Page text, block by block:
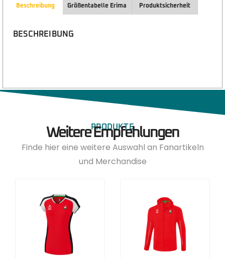
Beschreibung Größentabelle Erima Produktsicherheit
BESCHREIBUNG
PRODUKTE
Weitere Empfehlungen
Finde hier eine weitere Auswahl an Fanartikeln
und Merchandise